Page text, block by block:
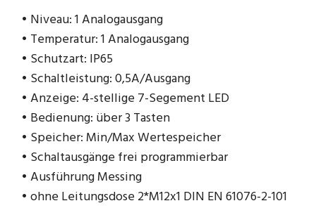
• Niveau: 1 Analogausgang
• Temperatur: 1 Analogausgang
• Schutzart: IP65
• Schaltleistung: 0,5A/Ausgang
• Anzeige: 4-stellige 7-Segement LED
• Bedienung: über 3 Tasten
• Speicher: Min/Max Wertespeicher
• Schaltausgänge frei programmierbar
• Ausführung Messing
• ohne Leitungsdose 2*M12x1 DIN EN 61076-2-101